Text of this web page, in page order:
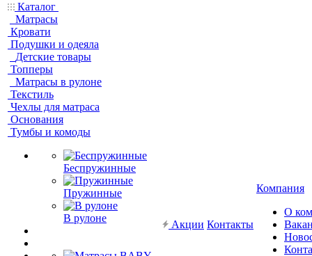
Каталог
Матрасы
Кровати
Подушки и одеяла
Детские товары
Топперы
Матрасы в рулоне
Текстиль
Чехлы для матраса
Основания
Тумбы и комоды
Беспружинные
Пружинные
В рулоне
Акции Контакты
Компания
О